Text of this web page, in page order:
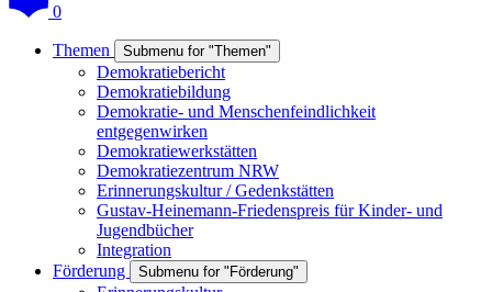
0
Themen Submenu for "Themen"
Demokratiebericht
Demokratiebildung
Demokratie- und Menschenfeindlichkeit
entgegenwirken
Demokratiewerkstätten
Demokratiezentrum NRW
Erinnerungskultur / Gedenkstätten
Gustav-Heinemann-Friedenspreis für Kinder- und
Jugendbücher
Integration
Förderung
Submenu for "Förderung"